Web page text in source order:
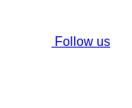
Follow us